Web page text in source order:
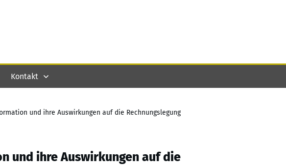
Kontakt
und ihre Auswirkungen auf die Rechnungslegung
und ihre Auswirkungen auf die